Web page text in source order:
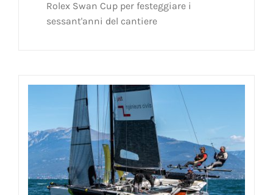
Rolex Swan Cup per festeggiare i
sessant'anni del cantiere